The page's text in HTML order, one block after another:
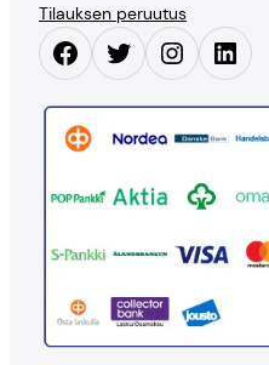
Tilauksen peruutus
Facebook Twitter Instagram LinkedIn